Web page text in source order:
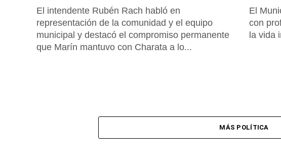
El intendente Rubén Rach habló en
representación de la comunidad y el equipo
municipal y destacó el compromiso permanente
que Marín mantuvo con Charata a lo...
El
con
la vida
MÁS POLÍTICA